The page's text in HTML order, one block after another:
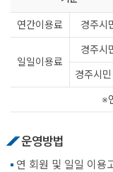
연간이용료 경주시
일일이용료
경주시
경주시민
※
운영방법
연 회원 및 일일 이용